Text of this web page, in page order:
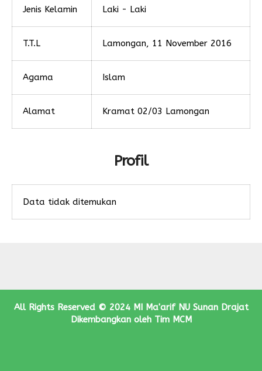
Jenis Kelamin Laki - Laki
T.T.L Lamongan, 11 November 2016
Agama Islam
Alamat Kramat 02/03 Lamongan
Profil
Data tidak ditemukan
All Rights Reserved © 2024 MI Ma'arif NU Sunan Drajat
Dikembangkan oleh Tim MCM